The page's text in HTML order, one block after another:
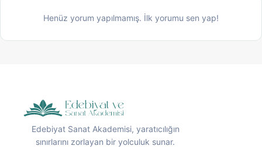
Henüz yorum yapılmamış. İlk yorumu sen yap!
Edebiyat Sanat Akademisi, yaratıcılığın
sınırlarını zorlayan bir yolculuk sunar.